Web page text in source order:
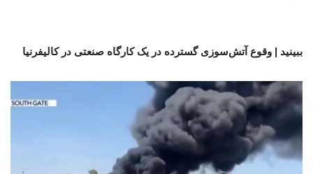
ببینید | وقوع آتش‌سوزی گسترده در یک کارگاه صنعتی در کالیفرنیا